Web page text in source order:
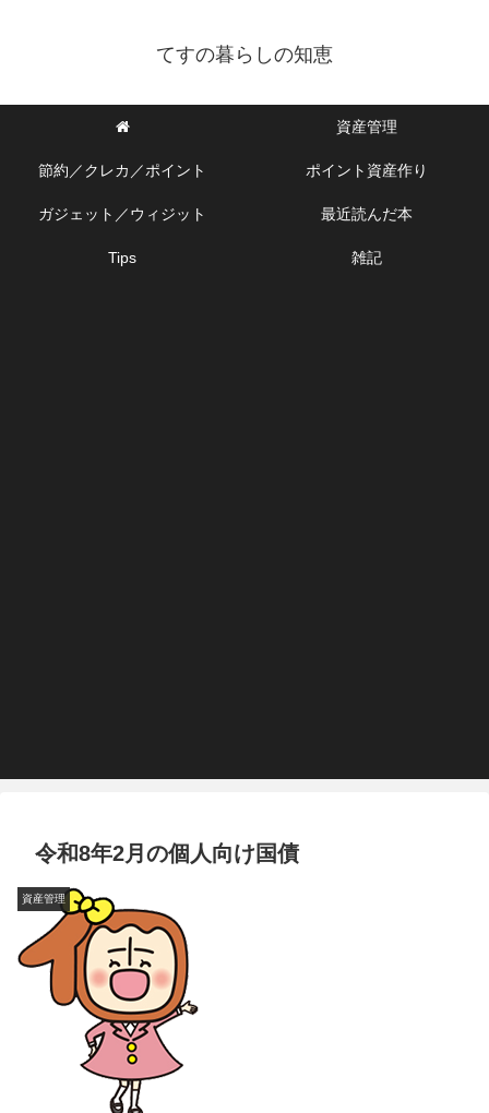
てすの暮らしの知恵
資産管理
節約／クレカ／ポイント ポイント資産作り
ガジェット／ウィジット 最近読んだ本
Tips 雑記
令和8年2月の個人向け国債
資産管理